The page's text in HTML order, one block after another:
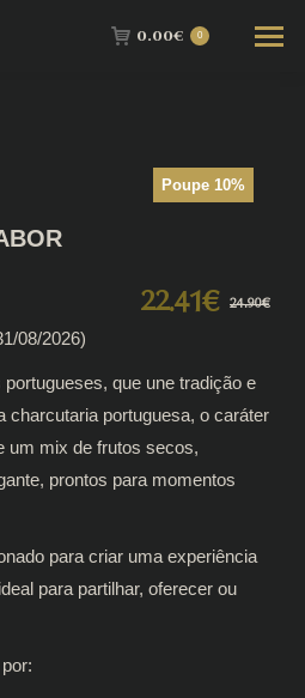
0.00€ 0
Poupe 10%
24.90€O
era:
22.41€
O
é:
08/2026)
que une tradição e
charcutaria portuguesa, o caráter
um mix de frutos secos,
prontos para momentos
para criar uma experiência
para partilhar, oferecer ou